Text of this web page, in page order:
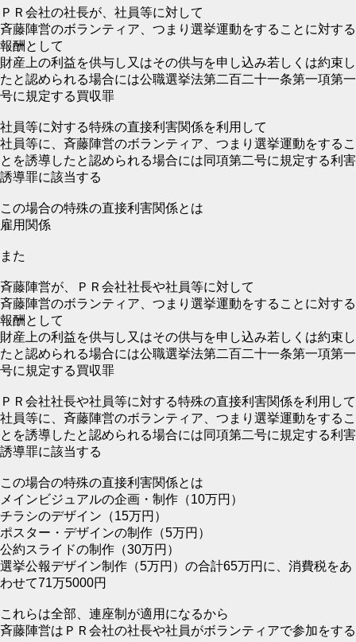
ＰＲ会社の社長が、社員等に対して
斉藤陣営のボランティア、つまり選挙運動をすることに対する
報酬として
財産上の利益を供与し又はその供与を申し込み若しくは約束し
たと認められる場合には公職選挙法第二百二十一条第一項第一
号に規定する買収罪
社員等に対する特殊の直接利害関係を利用して
社員等に、斉藤陣営のボランティア、つまり選挙運動をするこ
とを誘導したと認められる場合には同項第二号に規定する利害
誘導罪に該当する
この場合の特殊の直接利害関係とは
雇用関係
また
斉藤陣営が、ＰＲ会社社長や社員等に対して
斉藤陣営のボランティア、つまり選挙運動をすることに対する
報酬として
財産上の利益を供与し又はその供与を申し込み若しくは約束し
たと認められる場合には公職選挙法第二百二十一条第一項第一
号に規定する買収罪
ＰＲ会社社長や社員等に対する特殊の直接利害関係を利用して
社員等に、斉藤陣営のボランティア、つまり選挙運動をするこ
とを誘導したと認められる場合には同項第二号に規定する利害
誘導罪に該当する
この場合の特殊の直接利害関係とは
メインビジュアルの企画・制作（10万円）
チラシのデザイン（15万円）
ポスター・デザインの制作（5万円）
公約スライドの制作（30万円）
選挙公報デザイン制作（5万円）の合計65万円に、消費税をあ
わせて71万5000円
これらは全部、連座制が適用になるから
斉藤陣営はＰＲ会社の社長や社員がボランティアで参加をする